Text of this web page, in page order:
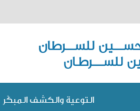
التوعية والكشف المبكّر